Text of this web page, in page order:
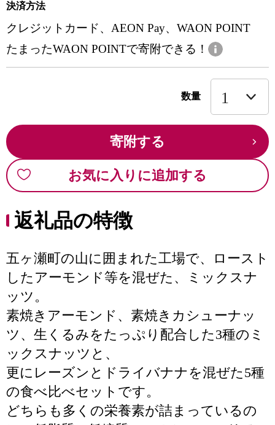
決済方法
クレジットカード、AEON Pay、WAON POINT
たまったWAON POINTで寄附できる！
数量
寄附する
お気に入りに追加する
返礼品の特徴
五ヶ瀬町の山に囲まれた工場で、ロースト
したアーモンド等を混ぜた、ミックスナ
ッツ。
素焼きアーモンド、素焼きカシューナッ
ツ、生くるみをたっぷり配合した3種のミ
ックスナッツと、
更にレーズンとドライバナナを混ぜた5種
の食べ比べセットです。
どちらも多くの栄養素が詰まっているの